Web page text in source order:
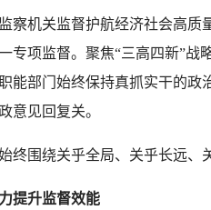
察机关监督护航经济社会高质
专项监督。聚焦“三高四新”
能部门始终保持真抓实干的
意见回复关。
终围绕关乎全局、关乎长远、
提升监督效能